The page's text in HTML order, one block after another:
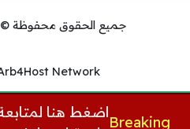
جميع الحقوق محفوظة ©
Network
Breaking
اضغط هنا